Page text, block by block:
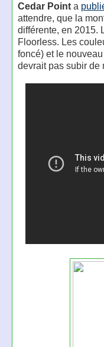
Cedar Pointa
attendre, que la
différente, en 2015.
Floorless. Les
foncé) et le
devrait pas subir de